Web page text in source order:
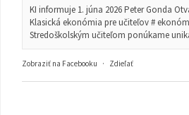
KI informuje 1. júna 2026 Peter Gonda
Klasická ekonómia pre učiteľov #
Stredoškolským učiteľom ponúkame
Zobraziť na Facebooku · Zdieľať